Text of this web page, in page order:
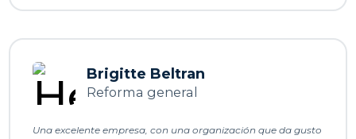
Brigitte Beltran
Reforma general
Una excelente empresa, con una organización que da gusto